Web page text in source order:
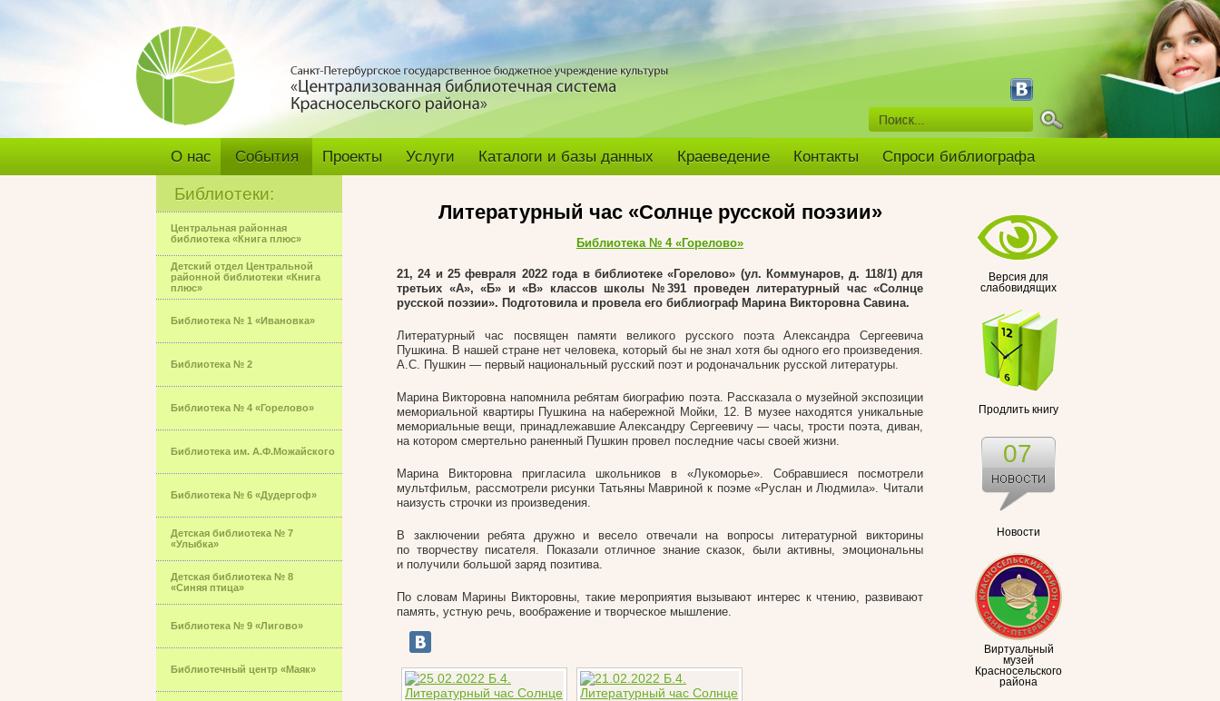
О нас События Проекты Услуги Каталоги и базы данных Краеведение Контакты Спроси библиографа
Библиотеки:
Центральная районная
библиотека «Книга плюс»
Детский отдел Центральной
районной библиотеки «Книга
плюс»
Библиотека № 1 «Ивановка»
Библиотека № 2
Библиотека № 4 «Горелово»
Библиотека им. А.Ф.Можайского
Библиотека № 6 «Дудергоф»
Детская библиотека № 7
«Улыбка»
Детская библиотека № 8
«Синяя птица»
Библиотека № 9 «Лигово»
Библиотечный центр «Маяк»
Версия для
слабовидящих
Продлить книгу
Новости
07
Виртуальный
музей
Красносельского
района
Литературный час «Солнце русской поэзии»
Библиотека № 4 «Горелово»
21, 24 и 25 февраля 2022 года в библиотеке «Горелово» (ул. Коммунаров, д. 118/1) для
третьих «А», «Б» и «В» классов школы №391 проведен литературный час «Солнце
русской поэзии». Подготовила и провела его библиограф Марина Викторовна Савина.
Литературный час посвящен памяти великого русского поэта Александра Сергеевича
Пушкина. В нашей стране нет человека, который бы не знал хотя бы одного его произведения.
А.С. Пушкин — первый национальный русский поэт и родоначальник русской литературы.
Марина Викторовна напомнила ребятам биографию поэта. Рассказала о музейной экспозиции
мемориальной квартиры Пушкина на набережной Мойки, 12. В музее находятся уникальные
мемориальные вещи, принадлежавшие Александру Сергеевичу — часы, трости поэта, диван,
на котором смертельно раненный Пушкин провел последние часы своей жизни.
Марина Викторовна пригласила школьников в «Лукоморье». Собравшиеся посмотрели
мультфильм, рассмотрели рисунки Татьяны Мавриной к поэме «Руслан и Людмила». Читали
наизусть строчки из произведения.
В заключении ребята дружно и весело отвечали на вопросы литературной викторины
по творчеству писателя. Показали отличное знание сказок, были активны, эмоциональны
и получили большой заряд позитива.
По словам Марины Викторовны, такие мероприятия вызывают интерес к чтению, развивают
память, устную речь, воображение и творческое мышление.